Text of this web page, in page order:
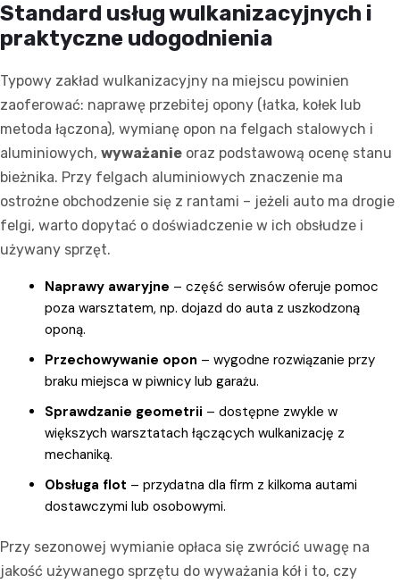
Standard usług wulkanizacyjnych i
praktyczne udogodnienia
Typowy zakład wulkanizacyjny na miejscu powinien
zaoferować: naprawę przebitej opony (łatka, kołek lub
metoda łączona), wymianę opon na felgach stalowych i
aluminiowych, wyważanie oraz podstawową ocenę stanu
bieżnika. Przy felgach aluminiowych znaczenie ma
ostrożne obchodzenie się z rantami – jeżeli auto ma drogie
felgi, warto dopytać o doświadczenie w ich obsłudze i
używany sprzęt.
Naprawy awaryjne – część serwisów oferuje pomoc
poza warsztatem, np. dojazd do auta z uszkodzoną
oponą.
Przechowywanie opon – wygodne rozwiązanie przy
braku miejsca w piwnicy lub garażu.
Sprawdzanie geometrii – dostępne zwykle w
większych warsztatach łączących wulkanizację z
mechaniką.
Obsługa flot – przydatna dla firm z kilkoma autami
dostawczymi lub osobowymi.
Przy sezonowej wymianie opłaca się zwrócić uwagę na
jakość używanego sprzętu do wyważania kół i to, czy